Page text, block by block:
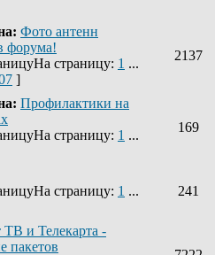
Фото антенн
форума!
На страницу: 1 ...
]
2137
Профилактики на
На страницу: 1 ...
169
На страницу: 1 ...
241
и Телекарта -
пакетов